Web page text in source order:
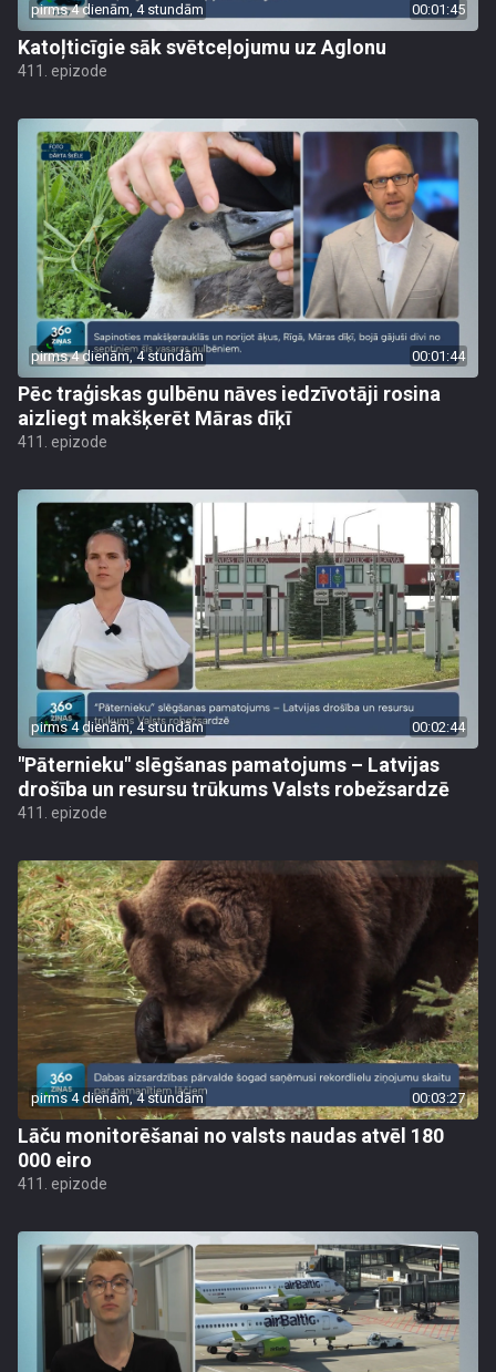
pirms 4 dienām, 4 stundām 00:01:45
Katoļticīgie sāk svētceļojumu uz Aglonu
411. epizode
pirms 4 dienām, 4 stundām 00:01:44
Pēc traģiskas gulbēnu nāves iedzīvotāji rosina
aizliegt makšķerēt Māras dīķī
411. epizode
pirms 4 dienām, 4 stundām 00:02:44
"Pāternieku" slēgšanas pamatojums – Latvijas
drošība un resursu trūkums Valsts robežsardzē
411. epizode
pirms 4 dienām, 4 stundām 00:03:27
Lāču monitorēšanai no valsts naudas atvēl 180
000 eiro
411. epizode